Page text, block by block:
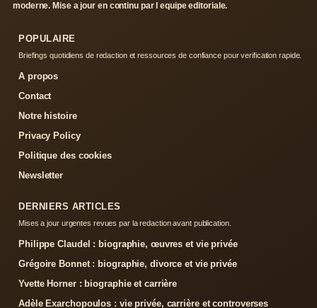
moderne. Mise a jour en continu par l equipe editoriale.
POPULAIRE
Briefings quotidiens de redaction et ressources de confiance pour verification rapide.
A propos
Contact
Notre histoire
Privacy Policy
Politique des cookies
Newsletter
DERNIERS ARTICLES
Mises a jour urgentes revues par la redaction avant publication.
Philippe Claudel : biographie, œuvres et vie privée
Grégoire Bonnet : biographie, divorce et vie privée
Yvette Horner : biographie et carrière
Adèle Exarchopoulos : vie privée, carrière et controverses